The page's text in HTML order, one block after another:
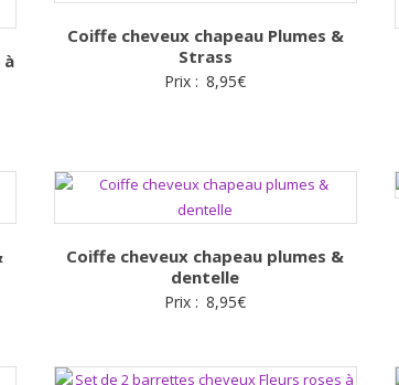
à
Coiffe cheveux chapeau Plumes &
Strass
Prix : 8,95€
Coiffe cheveux chapeau plumes &
dentelle
Prix : 8,95€